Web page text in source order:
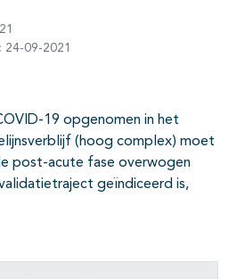
24-09-2021
19 opgenomen in het
(hoog complex) moet
post-acute fase overwogen
geïndiceerd is,